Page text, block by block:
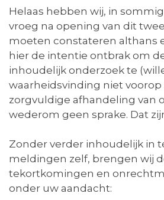
Helaas hebben wij, in
vroeg na opening van dit
moeten constateren althans
hier de intentie ontbrak om
inhoudelijk onderzoek te
waarheidsvinding niet voorop
zorgvuldige afhandeling van
wederom geen sprake. Dat
Zonder verder inhoudelijk in
meldingen zelf, brengen wij
tekortkomingen en
onder uw aandacht: